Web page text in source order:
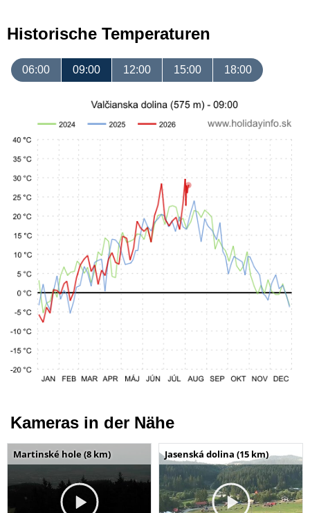
Historische Temperaturen
06:00 09:00 12:00 15:00 18:00
Kameras in der Nähe
Martinské hole (8 km) Jasenská dolina (15 km)